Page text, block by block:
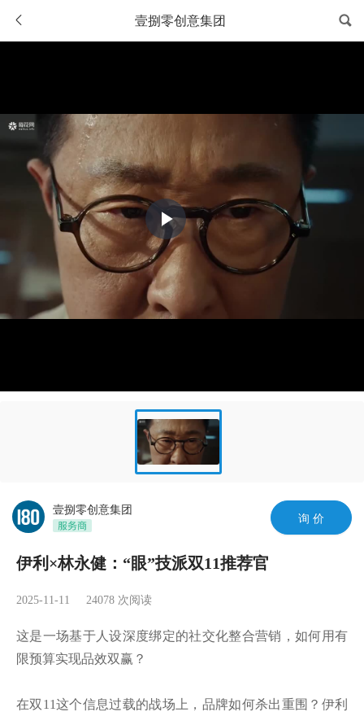
壹捌零创意集团
Play
Video
壹捌零创意集团
询 价
伊利×林永健：“眼”技派双11推荐官
2025-11-11 24078 次阅读
这是一场基于人设深度绑定的社交化整合营销，如何用有
限预算实现品效双赢？
在双11这个信息过载的战场上，品牌如何杀出重围？伊利